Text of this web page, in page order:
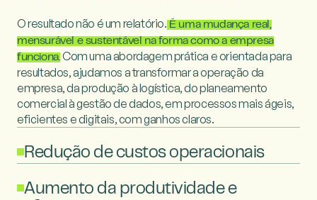
O resultado não é um relatório. É uma mudança real,
mensurável e sustentável na forma como a empresa
funciona.Com uma abordagem prática e orientada para
resultados, ajudamos a transformar a operação da
empresa, da produção à logística, do planeamento
comercial à gestão de dados, em processos mais ágeis,
eficientes e digitais, com ganhos claros.
Redução de custos operacionais
Aumento da produtividade e